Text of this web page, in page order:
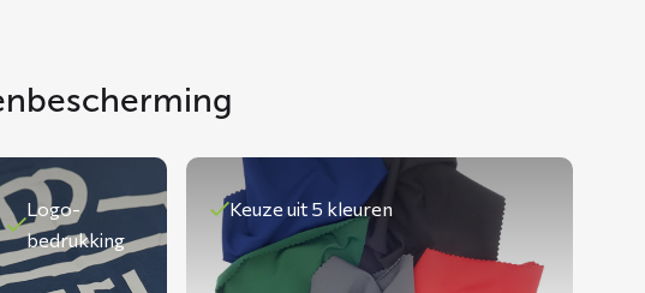
Logo-
bedrukking
Keuze uit 5 kleuren